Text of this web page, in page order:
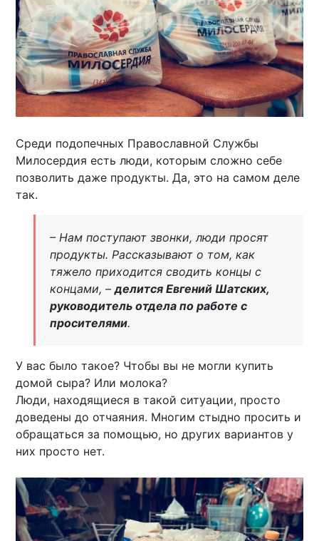
Среди подопечных Православной Службы
Милосердия есть люди, которым сложно себе
позволить даже продукты. Да, это на самом деле
так.
– Нам поступают звонки, люди просят
продукты. Рассказывают о том, как
тяжело приходится сводить концы с
концами, –делится Евгений Шатских,
руководитель отдела по работе с
просителями.
У вас было такое? Чтобы вы не могли купить
домой сыра? Или молока?
Люди, находящиеся в такой ситуации, просто
доведены до отчаяния. Многим стыдно просить и
обращаться за помощью, но других вариантов у
них просто нет.